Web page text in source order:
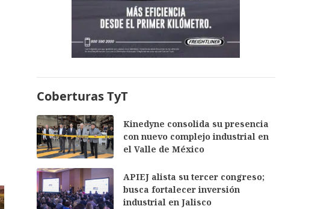
Coberturas TyT
Kinedyne consolida su presencia
con nuevo complejo industrial en
el Valle de México
APIEJ alista su tercer congreso;
busca fortalecer inversión
industrial en Jalisco